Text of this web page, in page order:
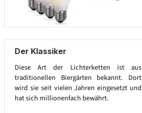
Der Klassiker
Diese Art der Lichterketten ist aus
traditionellen Biergärten bekannt. Dort
wird sie seit vielen Jahren eingesetzt und
hat sich millionenfach bewährt.